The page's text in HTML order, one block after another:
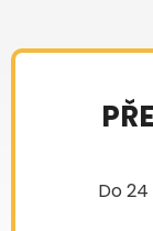
Do